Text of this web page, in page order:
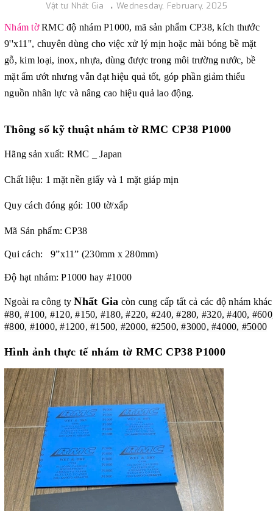
Vật tư Nhất Gia Wednesday, February, 2025
Nhám tờ RMC độ nhám P1000, mã sản phẩm CP38, kích thước
9''x11'', chuyên dùng cho việc xử lý mịn hoặc mài bóng bề mặt
gỗ, kim loại, inox, nhựa, dùng được trong môi trường nước, bề
mặt ẩm ướt nhưng vẫn đạt hiệu quả tốt, góp phần giảm thiểu
nguồn nhân lực và nâng cao hiệu quả lao động.
Thông số kỹ thuật nhám tờ RMC CP38 P1000
Hãng sản xuất: RMC _ Japan
Chất liệu: 1 mặt nền giấy và 1 mặt giáp mịn
Quy cách đóng gói: 100 tờ/xấp
Mã Sản phẩm: CP38
Qui cách: 9”x11” (230mm x 280mm)
Độ hạt nhám: P1000 hay #1000
Ngoài ra công tyNhất Gia còn cung cấp tất cả các độ nhám
#80, #100, #120, #150, #180, #220, #240, #280, #320, #400,
#800, #1000, #1200, #1500, #2000, #2500, #3000, #4000, #5000
Hình ảnh thực tếnhám tờ RMC CP38 P1000